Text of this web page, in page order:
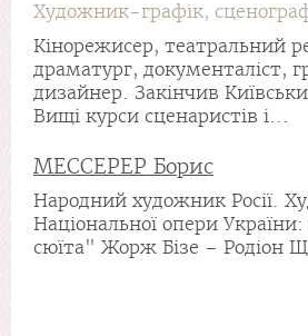
Художник-графік,
Кінорежисер, театральний
драматург, документаліст,
дизайнер. Закінчив
Вищі курси сценаристів і...
МЕССЕРЕР Борис
Народний художник Росії.
Національної опери
сюїта" Жорж Бізе –